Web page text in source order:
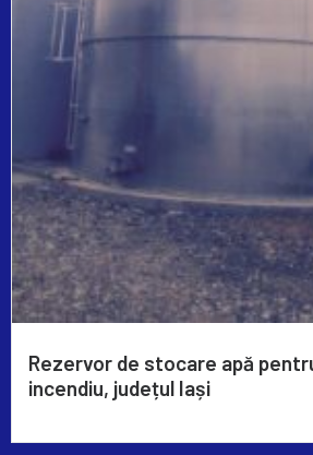
Rezervor de stocare apă
incendiu, județul Iași